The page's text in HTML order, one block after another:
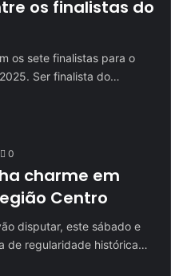
os finalistas do
os sete finalistas para o
Ser finalista do…
0
charme em
Centro
disputar, este sábado e
de regularidade histórica…